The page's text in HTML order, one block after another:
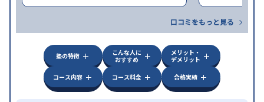
口コミをもっと見る
塾の特徴
こんな人に
おすすめ
メリット・
デメリット
コース内容
コース料金 合格実績